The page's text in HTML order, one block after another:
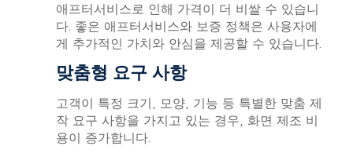
애프터서비스로 인해 가격이 더 비쌀 수 있습니
다. 좋은 애프터서비스와 보증 정책은 사용자에
게 추가적인 가치와 안심을 제공할 수 있습니다.
맞춤형 요구 사항
고객이 특정 크기, 모양, 기능 등 특별한 맞춤 제
작 요구 사항을 가지고 있는 경우, 화면 제조 비
용이 증가합니다.